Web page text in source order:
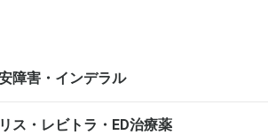
障害・インデラル
ス・レビトラ・ED治療薬